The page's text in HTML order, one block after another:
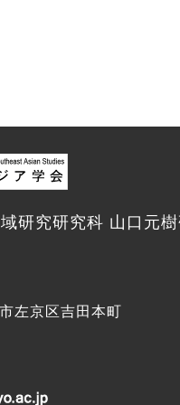
研究研究科 山口元
左京区吉田本町